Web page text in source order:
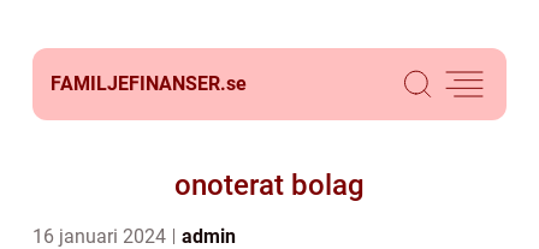
FAMILJEFINANSER.se
onoterat bolag
16 januari 2024 admin